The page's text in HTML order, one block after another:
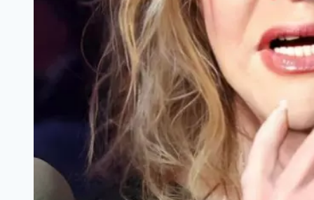
века
открыли
его
страшную
тайну